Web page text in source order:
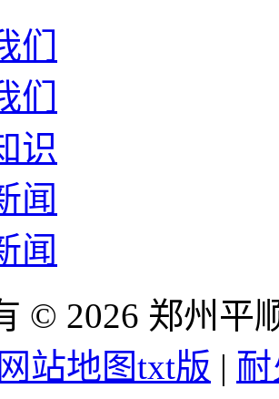
们
们
识
闻
闻
© 2026 郑州平
网站地图txt版 |